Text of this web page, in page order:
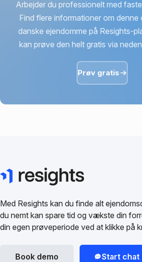
Arbejder du professionelt med
Find flere informationer om denne
danske ejendomme på Resights-
kan prøve den helt gratis via
Prøv gratis
Med Resights kan du finde alt
du nemt kan spare tid og vækste din
din egen prøveperiode ved at klikke på
Book demo Start chat